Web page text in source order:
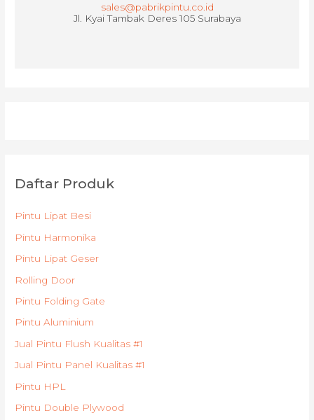
sales@pabrikpintu.co.id
Jl. Kyai Tambak Deres 105 Surabaya
Daftar Produk
Pintu Lipat Besi
Pintu Harmonika
Pintu Lipat Geser
Rolling Door
Pintu Folding Gate
Pintu Aluminium
Jual Pintu Flush Kualitas #1
Jual Pintu Panel Kualitas #1
Pintu HPL
Pintu Double Plywood